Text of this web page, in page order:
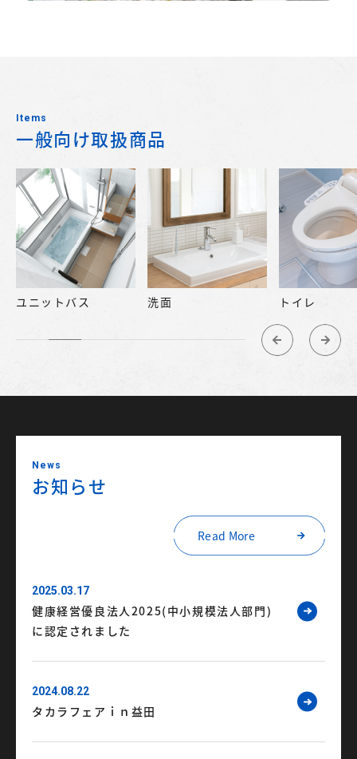
Items
一般向け取扱商品
ユニットバス 洗面 トイレ
News
お知らせ
Read More
2025.03.17
健康経営優良法人2025(中小規模法人部門)
に認定されました
2024.08.22
タカラフェアｉｎ益田